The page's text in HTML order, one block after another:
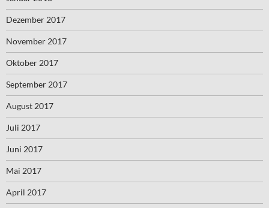
Dezember 2017
November 2017
Oktober 2017
September 2017
August 2017
Juli 2017
Juni 2017
Mai 2017
April 2017